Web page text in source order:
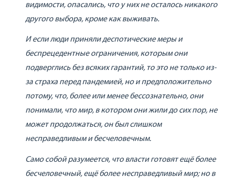
видимости, опасались, что у них не осталось никакого
другого выбора, кроме как выживать.
И если люди приняли деспотические меры и
беспрецедентные ограничения, которым они
подверглись без всяких гарантий, то это не только из-
за страха перед пандемией, но и предположительно
потому, что, более или менее бессознательно, они
понимали, что мир, в котором они жили до сих пор, не
может продолжаться, он был слишком
несправедливым и бесчеловечным.
Само собой разумеется, что власти готовят ещё более
бесчеловечный, ещё более несправедливый мир; но в